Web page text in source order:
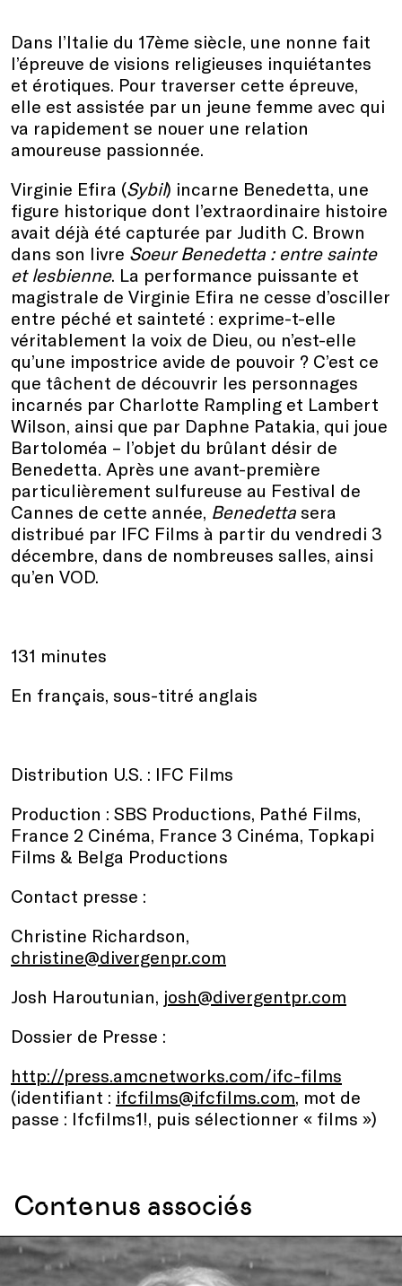
Dans l’Italie du 17ème siècle, une nonne fait
l’épreuve de visions religieuses inquiétantes
et érotiques. Pour traverser cette épreuve,
elle est assistée par un jeune femme avec qui
va rapidement se nouer une relation
amoureuse passionnée.
Virginie Efira (Sybil) incarne Benedetta, une
figure historique dont l’extraordinaire histoire
avait déjà été capturée par Judith C. Brown
dans son livre Soeur Benedetta : entre sainte
et lesbienne. La performance puissante et
magistrale de Virginie Efira ne cesse d’osciller
entre péché et sainteté : exprime-t-elle
véritablement la voix de Dieu, ou n’est-elle
qu’une impostrice avide de pouvoir ? C’est ce
que tâchent de découvrir les personnages
incarnés par Charlotte Rampling et Lambert
Wilson, ainsi que par Daphne Patakia, qui joue
Bartoloméa – l’objet du brûlant désir de
Benedetta. Après une avant-première
particulièrement sulfureuse au Festival de
Cannes de cette année, Benedetta sera
distribué par IFC Films à partir du vendredi 3
décembre, dans de nombreuses salles, ainsi
qu’en VOD.
131 minutes
En français, sous-titré anglais
Distribution U.S. : IFC Films
Production : SBS Productions, Pathé Films,
France 2 Cinéma, France 3 Cinéma, Topkapi
Films & Belga Productions
Contact presse :
Christine Richardson,
christine@divergenpr.com
Josh Haroutunian, josh@divergentpr.com
Dossier de Presse :
http://press.amcnetworks.com/ifc-films
(identifiant : ifcfilms@ifcfilms.com, mot de
passe : Ifcfilms1!, puis sélectionner « films »)
Contenus associés